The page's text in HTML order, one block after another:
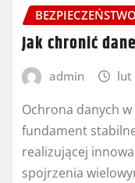
BEZPIECZEŃSTWO
Jak chronić
admin lut
Ochrona danych
fundament
realizującej
spojrzenia